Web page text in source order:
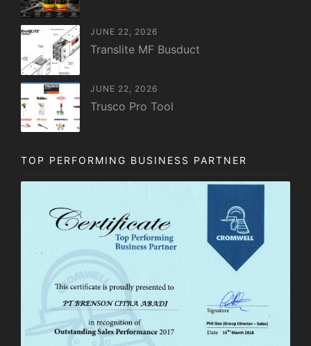
JUNE 22, 2026
Translite MF Busduct
JUNE 22, 2026
Trusco Pro Tool
TOP PERFORMING BUSINESS PARTNER